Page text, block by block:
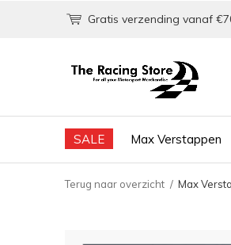
SALE Max Verstappen
Gratis verzending vanaf
Terug naar overzicht Max